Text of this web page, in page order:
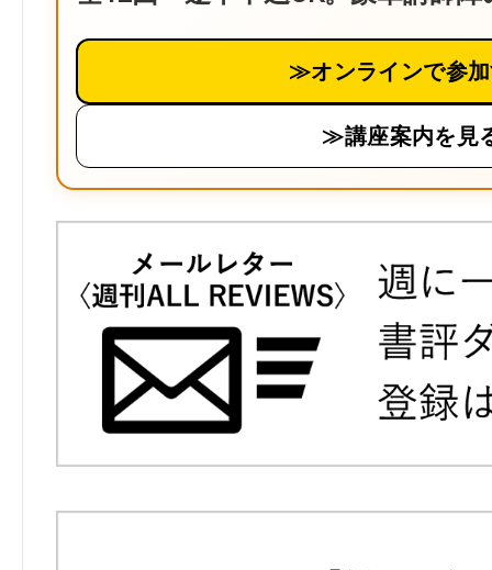
≫オンラインで参
≫講座案内を見